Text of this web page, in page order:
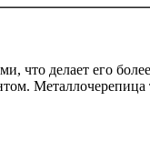
что делает его